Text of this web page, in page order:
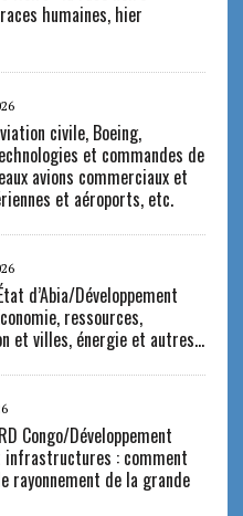
humaines, hier
civile, Boeing,
et commandes de
avions commerciaux et
et aéroports, etc.
d’Abia/Développement
ressources,
et villes, énergie et autres…
Congo/Développement
infrastructures : comment
rayonnement de la grande